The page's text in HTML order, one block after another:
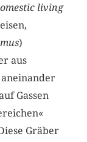
living
)
aus
Gassen
Gräber